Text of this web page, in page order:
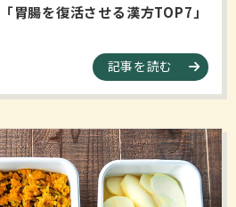
胃腸を復活させる漢方TOP7」
記事を読む